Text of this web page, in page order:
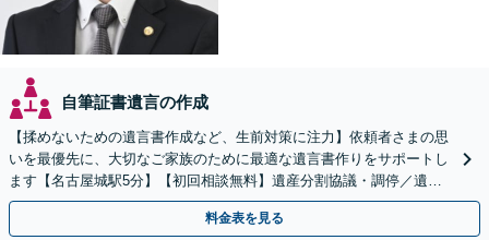
自筆証書遺言の作成
【揉めないための遺言書作成など、生前対策に注力】依頼者さまの思
いを最優先に、大切なご家族のために最適な遺言書作りをサポートし
ます【名古屋城駅5分】【初回相談無料】遺産分割協議・調停／遺留
分／財産調査など、さまざまな相続トラブルにも対応
料金表を見る